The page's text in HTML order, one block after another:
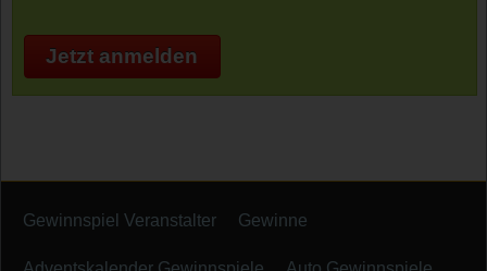
Jetzt anmelden
Gewinnspiel Veranstalter Gewinne